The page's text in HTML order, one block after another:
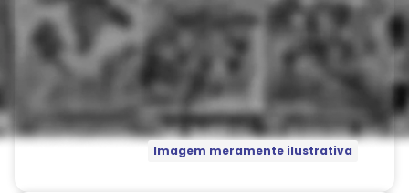
Imagem meramente ilustrativa